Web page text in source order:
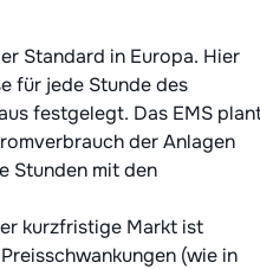
Standard in Europa. Hier
für jede Stunde des
festgelegt. Das EMS
der Anlagen
Stunden mit den
kurzfristige Markt ist
(wie in